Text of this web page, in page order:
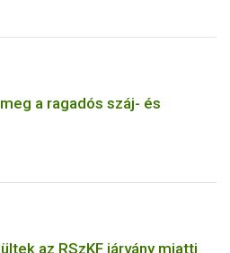
a ragadós száj- és
az RSzKF járvány miatti